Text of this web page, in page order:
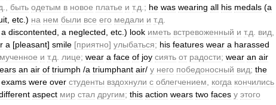
быть одетым в новое платье и т.д .; he was wearing all his medals (a
etc .) на нем были все его медали и т.д
a discontented a neglected etc .) look иметь встревоженный и т.д вид
a [pleasant] smile [приятно] улыбаться; his features wear a harassed
и т.д лице; wear a face of joy сиять от радости; wear an air
an air of triumph /a triumphant air/ у него победоносный вид; the
exams were over студенты вздохнули с облегчением когда кончились
aspect мир стал другим; this action wears two faces у этого